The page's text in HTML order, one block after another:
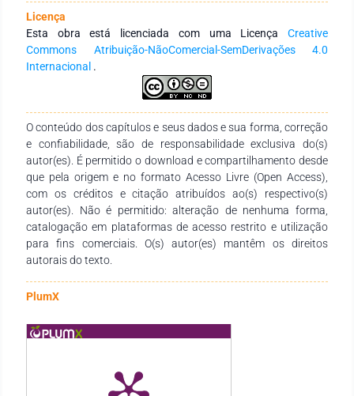
necessidade de uma abordagem dinâmica e colaborativa
para garantir a eficácia da política. O texto oferece uma visão
abrangente da trajetória do PNSP e fornece recomendações
para o aprimoramento contínuo da segurança do paciente no
Licença
Esta obra está licenciada com uma Licença Creative
Commons Atribuição-NãoComercial-SemDerivações 4.0
Internacional .
O conteúdo dos capítulos e seus dados e sua forma, correção
e confiabilidade, são de responsabilidade exclusiva do(s)
autor(es). É permitido o download e compartilhamento desde
que pela origem e no formato Acesso Livre (Open Access),
com os créditos e citação atribuídos ao(s) respectivo(s)
autor(es). Não é permitido: alteração de nenhuma forma,
catalogação em plataformas de acesso restrito e utilização
para fins comerciais. O(s) autor(es) mantêm os direitos
autorais do texto.
PlumX